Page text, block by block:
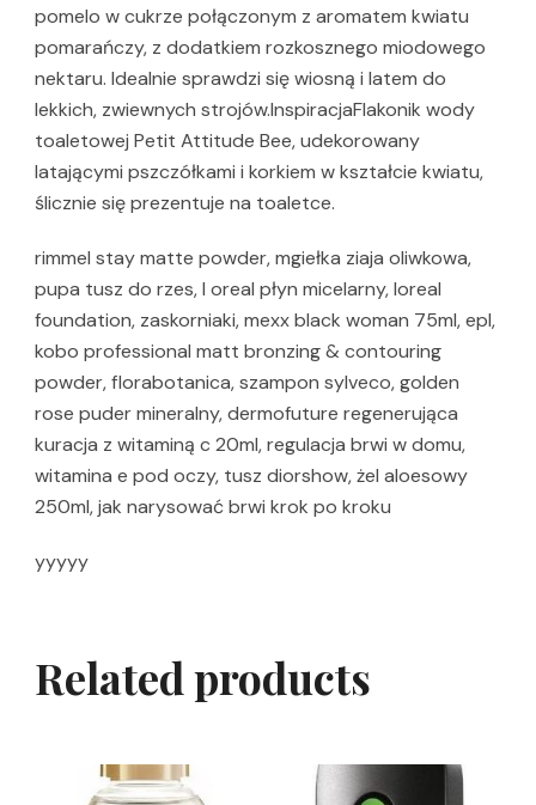
pomelo w cukrze połączonym z aromatem kwiatu
pomarańczy, z dodatkiem rozkosznego miodowego
nektaru. Idealnie sprawdzi się wiosną i latem do
lekkich, zwiewnych strojów.InspiracjaFlakonik wody
toaletowej Petit Attitude Bee, udekorowany
latającymi pszczółkami i korkiem w kształcie kwiatu,
ślicznie się prezentuje na toaletce.
rimmel stay matte powder, mgiełka ziaja oliwkowa,
pupa tusz do rzes, l oreal płyn micelarny, loreal
foundation, zaskorniaki, mexx black woman 75ml, epl,
kobo professional matt bronzing & contouring
powder, florabotanica, szampon sylveco, golden
rose puder mineralny, dermofuture regenerująca
kuracja z witaminą c 20ml, regulacja brwi w domu,
witamina e pod oczy, tusz diorshow, żel aloesowy
250ml, jak narysować brwi krok po kroku
yyyyy
Related products